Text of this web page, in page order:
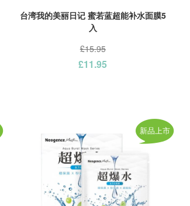
台湾我的美丽日记 蜜若蓝超能补水面膜5
入
£15.95
£11.95
新品上市